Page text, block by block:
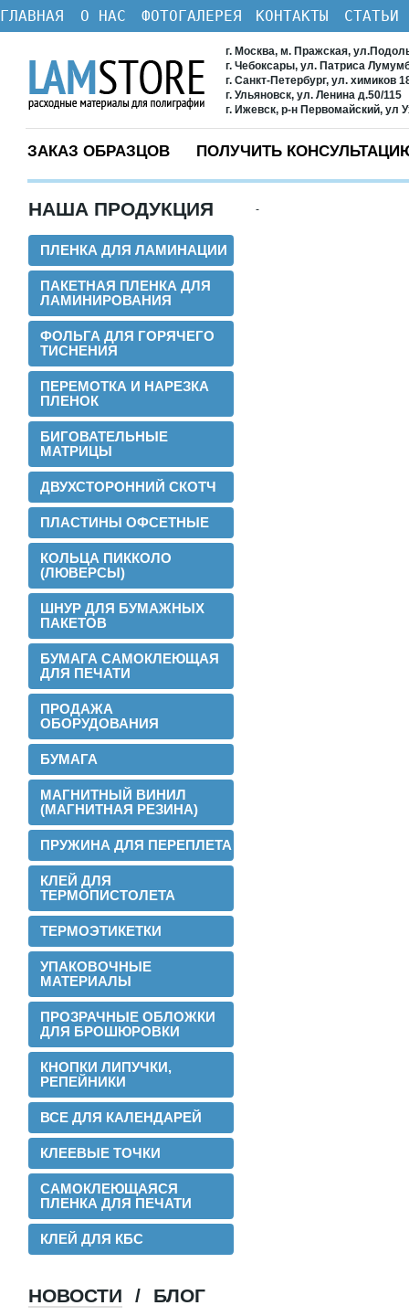
ГЛАВНАЯ О НАС ФОТОГАЛЕРЕЯ КОНТАКТЫ СТАТЬИ
г. Москва, м. Пражская,
г. Чебоксары, ул. Патриса
г. Санкт-Петербург, ул. химиков
г. Ульяновск, ул. Ленина д.50/115
г. Ижевск, р-н Первомайский, ул
ЗАКАЗ ОБРАЗЦОВ ПОЛУЧИТЬ
НАША ПРОДУКЦИЯ
ПЛЕНКА ДЛЯ ЛАМИНАЦИИ
ПАКЕТНАЯ ПЛЕНКА ДЛЯ
ЛАМИНИРОВАНИЯ
ФОЛЬГА ДЛЯ ГОРЯЧЕГО
ТИСНЕНИЯ
ПЕРЕМОТКА И НАРЕЗКА
ПЛЕНОК
БИГОВАТЕЛЬНЫЕ
МАТРИЦЫ
ДВУХСТОРОННИЙ СКОТЧ
ПЛАСТИНЫ ОФСЕТНЫЕ
КОЛЬЦА ПИККОЛО
(ЛЮВЕРСЫ)
ШНУР ДЛЯ БУМАЖНЫХ
ПАКЕТОВ
БУМАГА САМОКЛЕЮЩАЯ
ДЛЯ ПЕЧАТИ
ПРОДАЖА
ОБОРУДОВАНИЯ
БУМАГА
МАГНИТНЫЙ ВИНИЛ
(МАГНИТНАЯ РЕЗИНА)
ПРУЖИНА ДЛЯ ПЕРЕПЛЕТА
КЛЕЙ ДЛЯ
ТЕРМОПИСТОЛЕТА
ТЕРМОЭТИКЕТКИ
УПАКОВОЧНЫЕ
МАТЕРИАЛЫ
ПРОЗРАЧНЫЕ ОБЛОЖКИ
ДЛЯ БРОШЮРОВКИ
КНОПКИ ЛИПУЧКИ,
РЕПЕЙНИКИ
ВСЕ ДЛЯ КАЛЕНДАРЕЙ
КЛЕЕВЫЕ ТОЧКИ
САМОКЛЕЮЩАЯСЯ
ПЛЕНКА ДЛЯ ПЕЧАТИ
КЛЕЙ ДЛЯ КБС
НОВОСТИ / БЛОГ
2016-02-24
Установли перемотчик с 3х дюймов на
1 дюйм
Теперь мы можем предложить наши
пленки для малых типографий.
2015-06-11
Запущена собственная
профессиональная бобинорезка
Теперь режем в любой формат до 1.88
метра.
2015-05-05
Поступила на склад новая партия
пленки в jumbo рулонах
Хорошая пленка для ламинации, для
-